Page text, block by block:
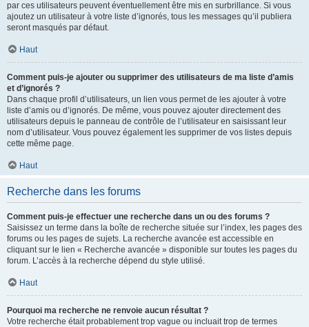
par ces utilisateurs peuvent éventuellement être mis en surbrillance. Si vous
ajoutez un utilisateur à votre liste d’ignorés, tous les messages qu’il publiera
seront masqués par défaut.
Haut
Comment puis-je ajouter ou supprimer des utilisateurs de ma liste d’amis
et d’ignorés ?
Dans chaque profil d’utilisateurs, un lien vous permet de les ajouter à votre
liste d’amis ou d’ignorés. De même, vous pouvez ajouter directement des
utilisateurs depuis le panneau de contrôle de l’utilisateur en saisissant leur
nom d’utilisateur. Vous pouvez également les supprimer de vos listes depuis
cette même page.
Haut
Recherche dans les forums
Comment puis-je effectuer une recherche dans un ou des forums ?
Saisissez un terme dans la boîte de recherche située sur l’index, les pages des
forums ou les pages de sujets. La recherche avancée est accessible en
cliquant sur le lien « Recherche avancée » disponible sur toutes les pages du
forum. L’accès à la recherche dépend du style utilisé.
Haut
Pourquoi ma recherche ne renvoie aucun résultat ?
Votre recherche était probablement trop vague ou incluait trop de termes